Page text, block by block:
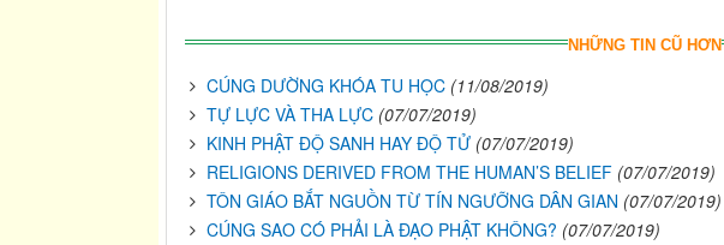
NHỮNG TIN CŨ HƠN
CÚNG DƯỜNG KHÓA TU HỌC (11/08/2019)
TỰ LỰC VÀ THA LỰC (07/07/2019)
KINH PHẬT ĐỘ SANH HAY ĐỘ TỬ (07/07/2019)
RELIGIONS DERIVED FROM THE HUMAN’S BELIEF (07/07/2019)
TÔN GIÁO BẮT NGUỒN TỪ TÍN NGƯỠNG DÂN GIAN (07/07/2019)
CÚNG SAO CÓ PHẢI LÀ ĐẠO PHẬT KHÔNG? (07/07/2019)